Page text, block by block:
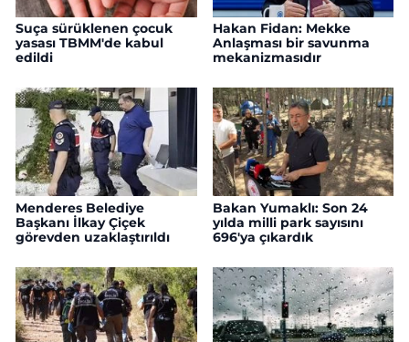
Suça sürüklenen çocuk
yasası TBMM'de kabul
edildi
Hakan Fidan: Mekke
Anlaşması bir savunma
mekanizmasıdır
Menderes Belediye
Başkanı İlkay Çiçek
görevden uzaklaştırıldı
Bakan Yumaklı: Son 24
yılda milli park sayısını
696'ya çıkardık